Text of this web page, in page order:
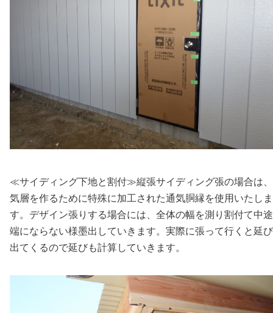
≪サイディング下地と割付≫縦張サイディング張の場合は
気層を作るために特殊に加工された通気胴縁を使用いたしま
す。デザイン張りする場合には、全体の幅を測り割付て中
端にならない様墨出していきます。実際に張って行くと延
出てくるので延びも計算していきます。